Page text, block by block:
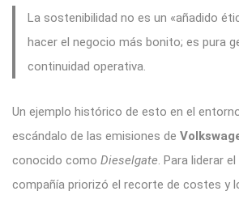
La sostenibilidad no es un «añadido
hacer el negocio más bonito; es pura
continuidad operativa
Un ejemplo histórico de esto en el
escándalo de las emisiones de
conocido como Dieselgate. Para liderar
compañía priorizó el recorte de costes y